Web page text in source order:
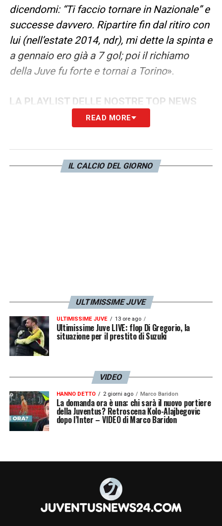
dicendomi: “Ti faccio tornare in Nazionale” e
successe davvero. Ripartire fin dal ritiro con
lui (nell’estate 2014, ndr), mi dette la spinta e
a gennaio ero già a 7 gol; poi il richiamo
della Juve fu forte e tornai a Torino».
LA PLAYLIST DELLE NOSTRE TOP NEWS
READ MORE
IL CALCIO DEL GIORNO
ULTIMISSIME JUVE
ULTIMISSIME JUVE 13 ore ago
Ultimissime Juve LIVE: flop Di Gregorio, la
situazione per il prestito di Suzuki
VIDEO
HANNO DETTO 2 giorni ago Marco Baridon
La domanda ora è una: chi sarà il nuovo portiere
della Juventus? Retroscena Kolo-Alajbegovic
dopo l’Inter – VIDEO di Marco Baridon